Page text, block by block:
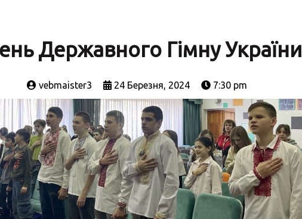
Державного Гімну України
vebmaister3 24 Березня, 2024 7:30 pm